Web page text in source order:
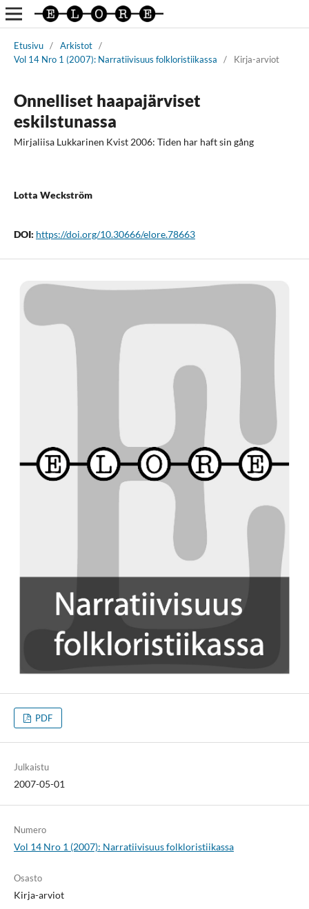
Etusivu / Arkistot /
Vol 14 Nro 1 (2007): Narratiivisuus folkloristiikassa
/ Kirja-arviot
Onnelliset haapajärviset
eskilstunassa
Mirjaliisa Lukkarinen Kvist 2006: Tiden har haft sin gång
Lotta Weckström
DOI: https://doi.org/10.30666/elore.78663
PDF
Julkaistu
2007-05-01
Numero
Vol 14 Nro 1 (2007): Narratiivisuus folkloristiikassa
Osasto
Kirja-arviot